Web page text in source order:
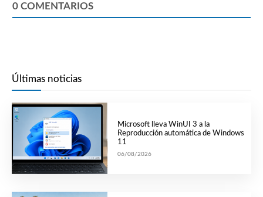
0 COMENTARIOS
Últimas noticias
Microsoft lleva WinUI 3 a la
Reproducción automática de Windows
11
06/08/2026